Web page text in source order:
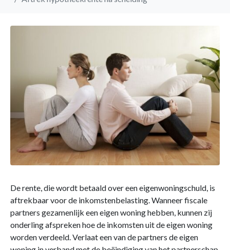
De rente, die wordt betaald over een eigenwoningschuld, is
aftrekbaar voor de inkomstenbelasting. Wanneer fiscale
partners gezamenlijk een eigen woning hebben, kunnen zij
onderling afspreken hoe de inkomsten uit de eigen woning
worden verdeeld. Verlaat een van de partners de eigen